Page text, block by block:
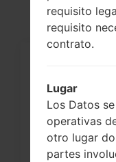
requisito
requisito
contrato.
Lugar
Los Datos
operativas
otro lugar
partes